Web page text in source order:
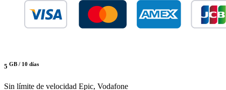
5 GB / 10 días
Sin límite de velocidad Epic, Vodafone